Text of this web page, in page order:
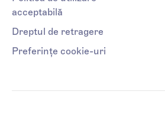
acceptabilă
Dreptul de retragere
Preferințe cookie-uri